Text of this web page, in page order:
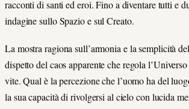
racconti di santi ed eroi. Fino a diventare tutti e
indagine sullo Spazio e sul Creato.
La mostra ragiona sull’armonia e la semplicità
dispetto del caos apparente che regola
vite. Qual è la percezione che l’uomo ha del
la sua capacità di rivolgersi al cielo con lucida